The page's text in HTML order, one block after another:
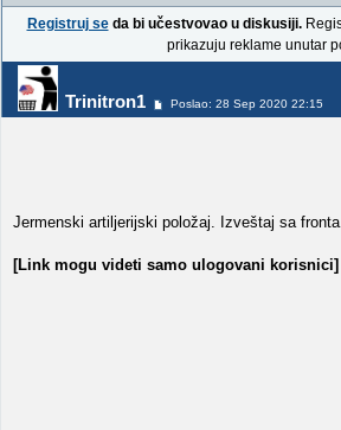
Registruj seda bi učestvovao u diskusiji.
prikazuju reklame unutar
Trinitron1 Poslao: 28 Sep 2020 22:15
Jermenski artiljerijski položaj. Izveštaj sa
[Link mogu videti samo ulogovani korisnici]